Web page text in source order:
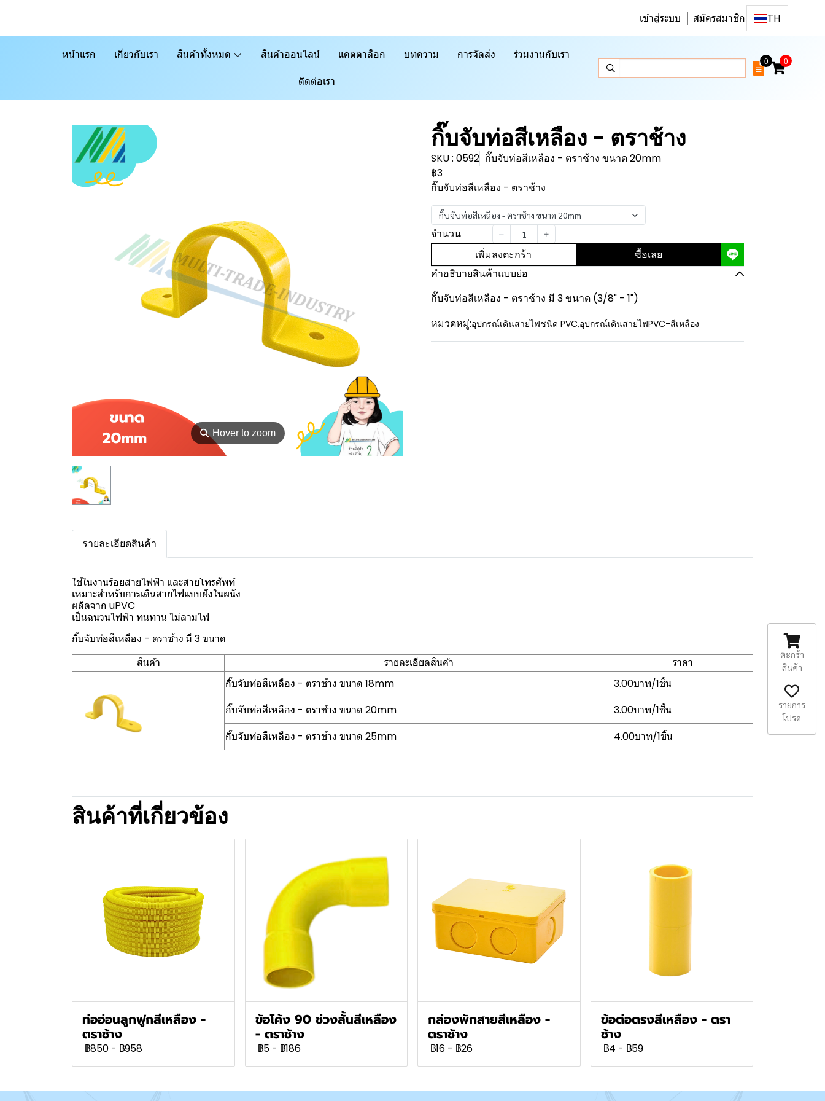
เข้าสู่ระบบ สมัครสมาชิก TH
หน้าแรก เกี่ยวกับเรา สินค้าทั้งหมด สินค้าออนไลน์ แคตตาล็อก บทความ การจัดส่ง ร่วมงานกับเรา
ติดต่อเรา
0 0
⚲ Hover to zoom
กิ๊บจับท่อสีเหลือง - ตราช้าง
SKU : 0592 กิ๊บจับท่อสีเหลือง - ตราช้าง ขนาด 20mm
฿3
กิ๊บจับท่อสีเหลือง - ตราช้าง
กิ๊บจับท่อสีเหลือง - ตราช้าง ขนาด 20mm
จำนวน
เพิ่มลงตะกร้า ซื้อเลย
คำอธิบายสินค้าแบบย่อ
กิ๊บจับท่อสีเหลือง - ตราช้าง มี 3 ขนาด (3/8" - 1")
หมวดหมู่:อุปกรณ์เดินสายไฟชนิด PVC,อุปกรณ์เดินสายไฟPVC-สีเหลือง
รายละเอียดสินค้า
ใช้ในงานร้อยสายไฟฟ้า และสายโทรศัพท์
เหมาะสำหรับการเดินสายไฟแบบฝังในผนัง
ผลิตจาก uPVC
เป็นฉนวนไฟฟ้า ทนทาน ไม่ลามไฟ
กิ๊บจับท่อสีเหลือง - ตราช้าง มี 3 ขนาด
สินค้า
รายละเอียดสินค้า
ราคา
กิ๊บจับท่อสีเหลือง - ตราช้าง ขนาด 18mm
3.00บาท/1ชิ้น
กิ๊บจับท่อสีเหลือง - ตราช้าง ขนาด 20mm
3.00บาท/1ชิ้น
กิ๊บจับท่อสีเหลือง - ตราช้าง ขนาด 25mm
4.00บาท/1ชิ้น
สินค้าที่เกี่ยวข้อง
ท่ออ่อนลูกฟูกสีเหลือง -
ตราช้าง
฿850 - ฿958
ข้อโค้ง 90 ช่วงสั้นสีเหลือง
- ตราช้าง
฿5 - ฿186
กล่องพักสายสีเหลือง -
ตราช้าง
฿16 - ฿26
ข้อต่อตรงสีเหลือง - ตรา
ช้าง
฿4 - ฿59
ตะกร้า
สินค้า
รายการ
โปรด